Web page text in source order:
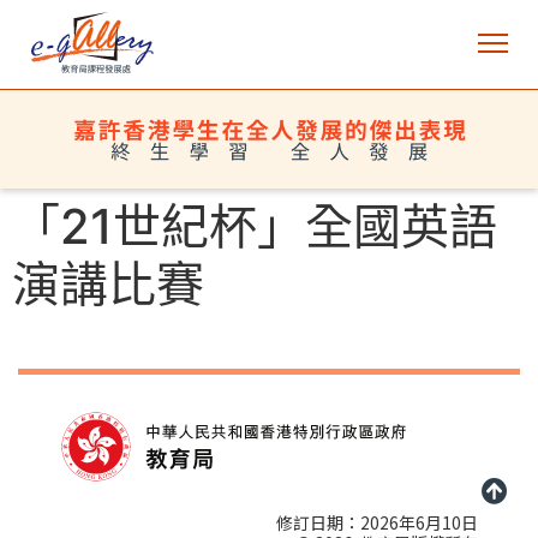
「21世紀杯」全國英語
演講比賽
修訂日期：2026年6月10日